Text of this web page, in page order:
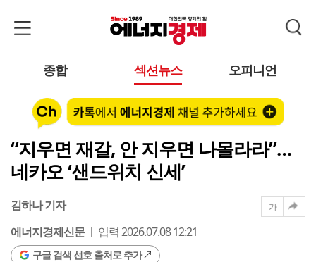
종합 섹션뉴스 오피니언
“지우면 재갈, 안 지우면 나몰라라”…
네카오 ‘샌드위치 신세’
김하나 기자
에너지경제신문
입력 2026.07.08 12:21
구글 검색 선호 출처로 추가
가